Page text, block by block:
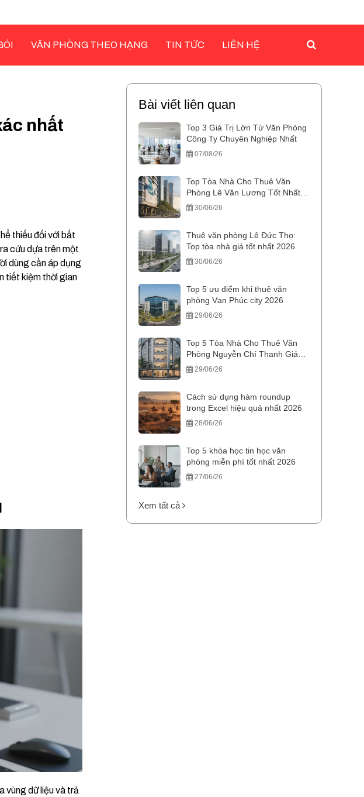
VĂN PHÒNG THEO HẠNG TIN TỨC LIÊN HỆ
nhất
thiếu đối với bất
cứu dựa trên một
dùng cần áp dụng
tiết kiệm thời gian
vùng dữ liệu và trả
Bài viết liên quan
Top 3 Giá Trị Lớn Từ Văn Phòng
Công Ty Chuyên Nghiệp Nhất
07/08/26
Top Tòa Nhà Cho Thuê Văn
Phòng Lê Văn Lương Tốt Nhất
202630/06/26
Thuê văn phòng Lê Đức Thọ:
Top tòa nhà giá tốt nhất 2026
30/06/26
Top 5 ưu điểm khi thuê văn
phòng Vạn Phúc city 2026
29/06/26
Top 5 Tòa Nhà Cho Thuê Văn
Phòng Nguyễn Chí Thanh Giá
Tốt29/06/26
Cách sử dụng hàm roundup
trong Excel hiệu quả nhất 2026
28/06/26
Top 5 khóa học tin học văn
phòng miễn phí tốt nhất 2026
27/06/26
Xem tất cả